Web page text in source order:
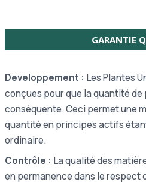
GARANTIE
Developpement : Les Plantes
conçues pour que la quantité
conséquente. Ceci permet une
quantité en principes actifs
ordinaire.
Contrôle : La qualité des
en permanence dans le respect